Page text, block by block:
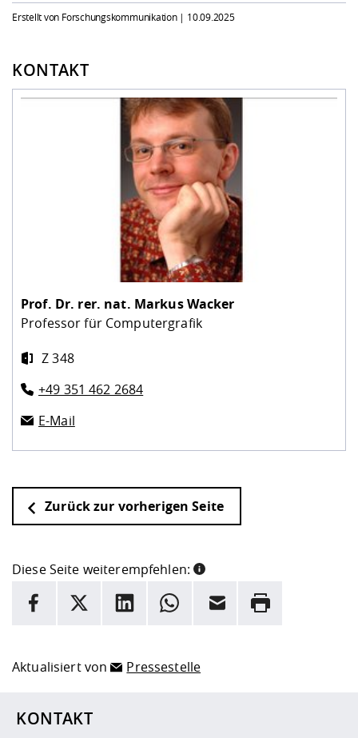
Erstellt von Forschungskommunikation | 10.09.2025
KONTAKT
Prof. Dr. rer. nat. Markus Wacker
Professor für Computergrafik
Z 348
+49 351 462 2684
E-Mail
Zurück zur vorherigen Seite
Diese Seite weiterempfehlen:
INFORMATION
Facebook
X LinkedInWhatsappE-Mail Drucken
Aktualisiert von Pressestelle
KONTAKT